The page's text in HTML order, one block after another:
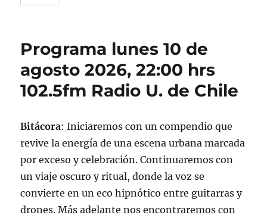
Programa lunes 10 de
agosto 2026, 22:00 hrs
102.5fm Radio U. de Chile
Bitácora: Iniciaremos con un compendio que
revive la energía de una escena urbana marcada
por exceso y celebración. Continuaremos con
un viaje oscuro y ritual, donde la voz se
convierte en un eco hipnótico entre guitarras y
drones. Más adelante nos encontraremos con